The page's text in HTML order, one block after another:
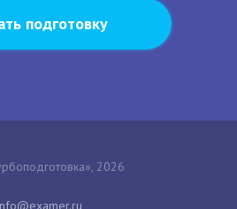
подготовку
2026